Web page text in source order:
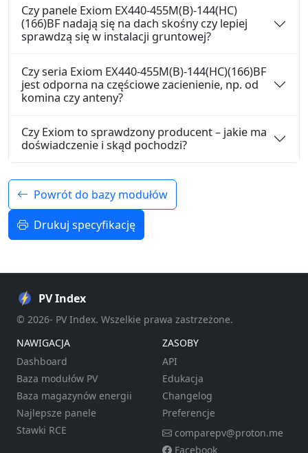
Czy panele Exiom EX440-455M(B)-144(HC)
(166)BF nadają się na dach skośny czy lepiej
sprawdzą się w instalacji gruntowej?
Czy seria Exiom EX440-455M(B)-144(HC)(166)BF
jest odporna na częściowe zacienienie, np. od
komina czy anteny?
Czy Exiom to sprawdzony producent – jakie ma
doświadczenie i skąd pochodzi?
Powrót do bazy modułów
Drukuj specyfikację
PV Index
© 2026- PV Index. Wszelkie prawa zastrzeżone.
NAWIGACJA
Dashboard
Baza modułów PV
Baza magazynów energii
Najlepsze panele
Stawki RCE
ZASOBY
API
Edukacja
Changelog
Preferencje
comparepv@proton.me
Facebook